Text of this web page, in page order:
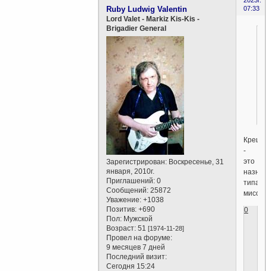
07:33
Ruby Ludwig Valentin
Lord Valet - Markiz Kis-Kis -
Brigadier General
Зарегистрирован: Воскресенье, 31
января, 2010г.
Приглашений: 0
Сообщений: 25872
Уважение: +1038
Позитив: +690
Пол: Мужской
Возраст: 51[1974-11-28]
Провел на форуме:
9 месяцев 7 дней
Последний визит:
Сегодня 15:24
-
это
0